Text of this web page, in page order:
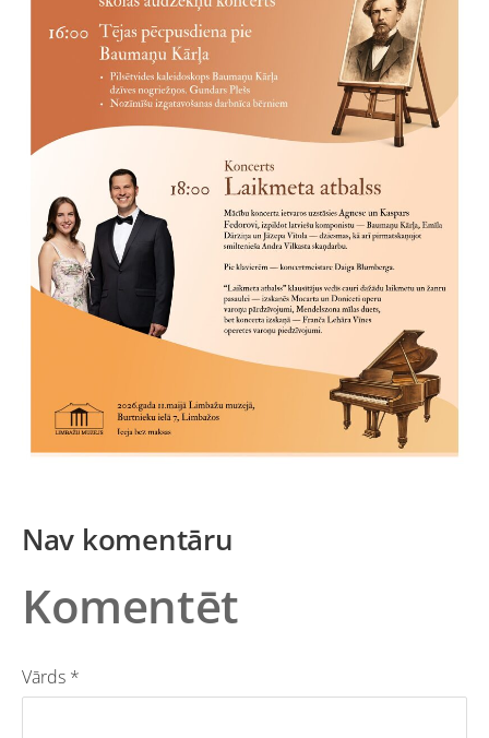
Nav komentāru
Komentēt
Vārds *